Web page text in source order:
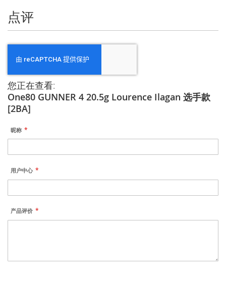
点评
您正在查看:
One80 GUNNER 4 20.5g Lourence Ilagan 选手款
[2BA]
昵称
用户中心
产品评价